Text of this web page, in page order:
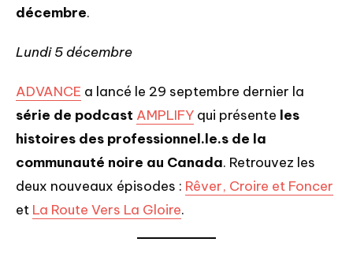
décembre.
Lundi 5 décembre
ADVANCE a lancé le 29 septembre dernier la
série de podcast AMPLIFY qui présente les
histoires des professionnel.le.s de la
communauté noire au Canada. Retrouvez les
deux nouveaux épisodes : Rêver, Croire et Foncer
et La Route Vers La Gloire.